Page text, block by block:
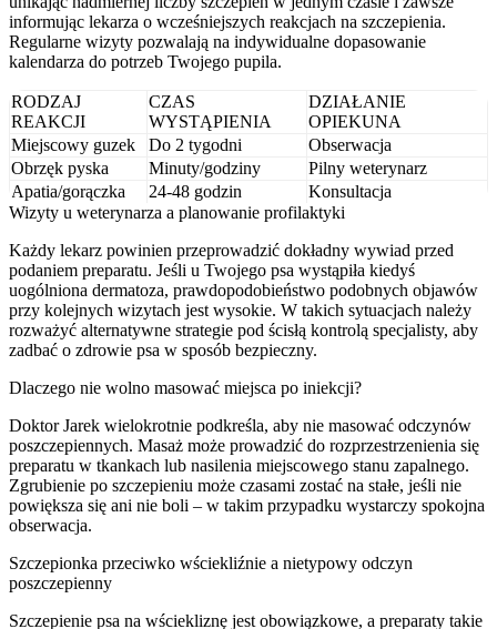
informując lekarza o wcześniejszych reakcjach na szczepienia.
Regularne wizyty pozwalają na indywidualne dopasowanie
kalendarza do potrzeb Twojego pupila.
RODZAJ
REAKCJI
CZAS
WYSTĄPIENIA
DZIAŁANIE
OPIEKUNA
Miejscowy guzek
Do 2 tygodni
Obserwacja
Obrzęk pyska
Minuty/godziny
Pilny weterynarz
Apatia/gorączka
24-48 godzin
Konsultacja
Wizyty u weterynarza a planowanie profilaktyki
Każdy lekarz powinien przeprowadzić dokładny wywiad przed
podaniem preparatu. Jeśli u Twojego psa wystąpiła kiedyś
uogólniona dermatoza, prawdopodobieństwo podobnych objawów
przy kolejnych wizytach jest wysokie. W takich sytuacjach należy
rozważyć alternatywne strategie pod ścisłą kontrolą specjalisty, aby
zadbać o zdrowie psa w sposób bezpieczny.
Dlaczego nie wolno masować miejsca po iniekcji?
Doktor Jarek wielokrotnie podkreśla, aby nie masować odczynów
poszczepiennych. Masaż może prowadzić do rozprzestrzenienia się
preparatu w tkankach lub nasilenia miejscowego stanu zapalnego.
Zgrubienie po szczepieniu może czasami zostać na stałe, jeśli nie
powiększa się ani nie boli – w takim przypadku wystarczy spokojna
obserwacja.
Szczepionka przeciwko wściekliźnie a nietypowy odczyn
poszczepienny
Szczepienie psa na wściekliznę jest obowiązkowe, a preparaty takie